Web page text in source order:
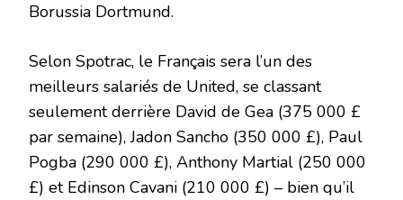
Borussia Dortmund.
Selon Spotrac, le Français sera l’un des
meilleurs salariés de United, se classant
seulement derrière David de Gea (375 000 £
par semaine), Jadon Sancho (350 000 £), Paul
Pogba (290 000 £), Anthony Martial (250 000
£) et Edinson Cavani (210 000 £) – bien qu’il